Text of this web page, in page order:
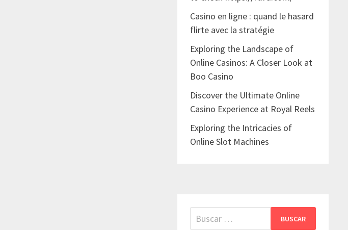
Casino en ligne : quand le hasard
flirte avec la stratégie
Exploring the Landscape of
Online Casinos: A Closer Look at
Boo Casino
Discover the Ultimate Online
Casino Experience at Royal Reels
Exploring the Intricacies of
Online Slot Machines
Buscar: